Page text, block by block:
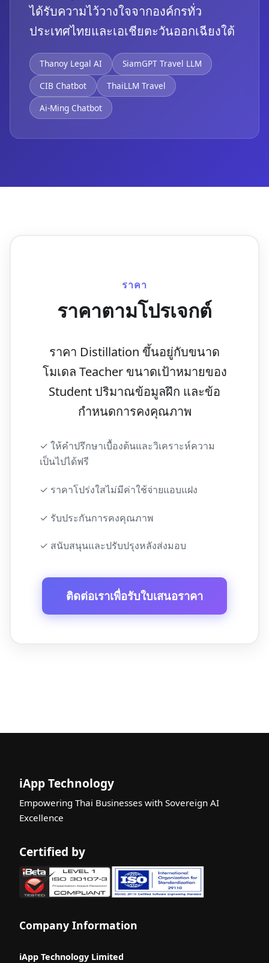
ได้รับความไว้วางใจจากองค์กรทั่ว
ประเทศไทยและเอเชียตะวันออกเฉียงใต้
Thanoy Legal AI
SiamGPT Travel LLM
CIB Chatbot
ThaiLLM Travel
Ai-Ming Chatbot
ราคา
ราคาตามโปรเจกต์
ราคา Distillation ขึ้นอยู่กับขนาด
โมเดล Teacher ขนาดเป้าหมายของ
Student ปริมาณข้อมูลฝึก และข้อ
กำหนดการคงคุณภาพ
✓ ให้คำปรึกษาเบื้องต้นและวิเคราะห์ความ
เป็นไปได้ฟรี
✓ ราคาโปร่งใสไม่มีค่าใช้จ่ายแอบแฝง
✓ รับประกันการคงคุณภาพ
✓ สนับสนุนและปรับปรุงหลังส่งมอบ
ติดต่อเราเพื่อรับใบเสนอราคา
iApp Technology
Empowering Thai Businesses with Sovereign AI
Excellence
Certified by
Company Information
iApp Technology Limited